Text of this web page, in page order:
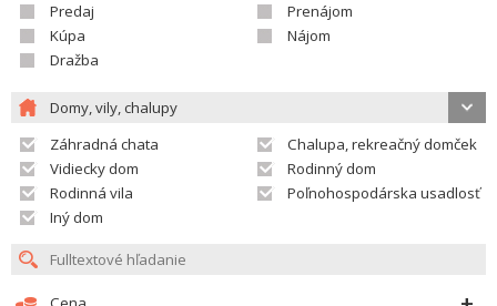
Predaj
Prenájom
Kúpa
Nájom
Dražba
Domy, vily, chalupy
Záhradná chata
Chalupa, rekreačný domček
Vidiecky dom
Rodinný dom
Rodinná vila
Poľnohospodárska usadlosť
Iný dom